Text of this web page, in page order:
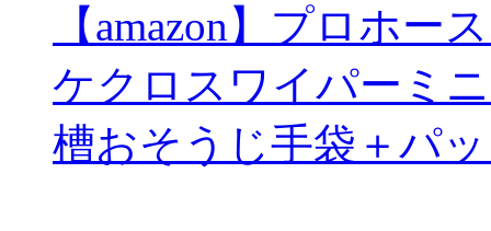
【amazon】プロホー
ケクロスワイパーミ
槽おそうじ手袋＋パ